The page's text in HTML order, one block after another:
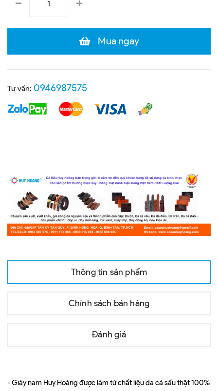
Mua ngay
Tư vấn: 0946987575
Thông tin sản phẩm
Chính sách bán hàng
Đánh giá
- Giày nam Huy Hoàng được làm từ chất liệu da cá sấu thật 100%